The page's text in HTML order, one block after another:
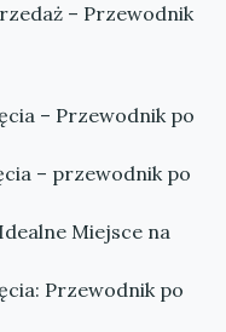
– Przewodnik
– Przewodnik po
– przewodnik po
Miejsce na
Przewodnik po